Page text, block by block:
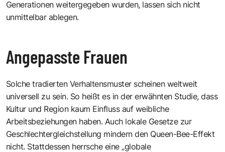
Generationen weitergegeben wurden, lassen sich nicht
unmittelbar ablegen.
Angepasste Frauen
Solche tradierten Verhaltensmuster scheinen weltweit
universell zu sein. So heißt es in der erwähnten Studie, dass
Kultur und Region kaum Einfluss auf weibliche
Arbeitsbeziehungen haben. Auch lokale Gesetze zur
Geschlechtergleichstellung mindern den Queen-Bee-Effekt
nicht. Stattdessen herrsche eine „globale